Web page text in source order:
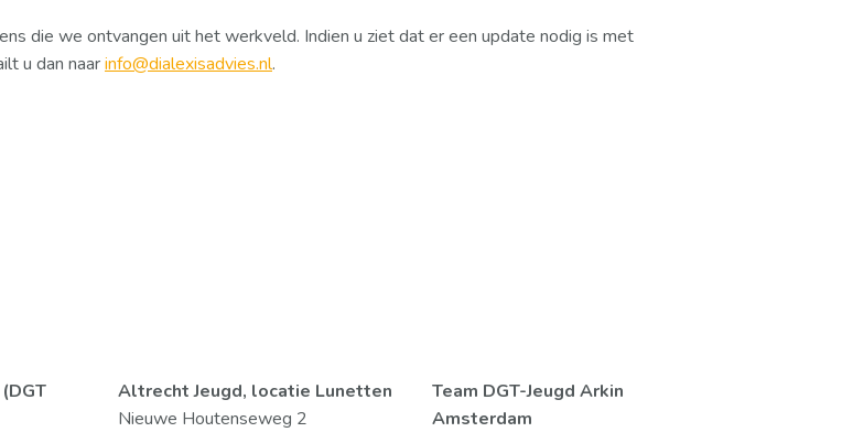
die we ontvangen uit het werkveld. Indien u ziet dat er een update nodig is met
u dan naarinfo@dialexisadvies.nl.
Altrecht Jeugd, locatie Lunetten
Nieuwe Houtenseweg 2
Team DGT-Jeugd Arkin
Amsterdam